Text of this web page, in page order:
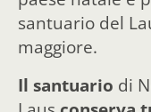
santuario del
maggiore.
Il santuario di